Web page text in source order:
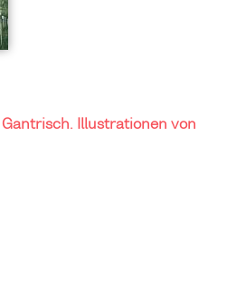
Illustrationen von